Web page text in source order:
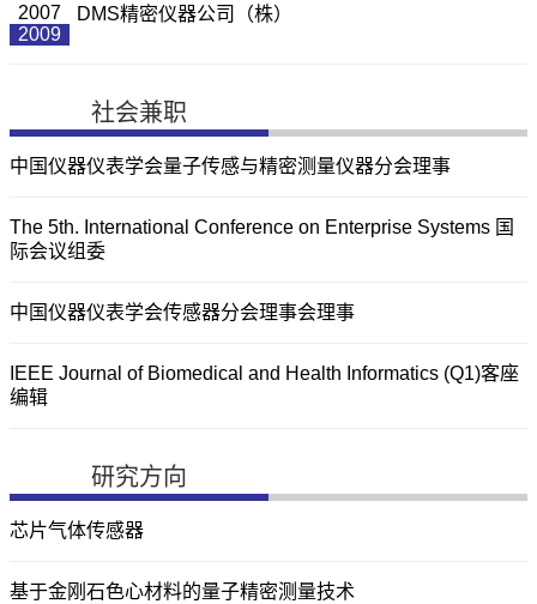
2007
2009
DMS精密仪器公司（株）
社会兼职
中国仪器仪表学会量子传感与精密测量仪器分会理事
The 5th. International Conference on Enterprise Systems 国
际会议组委
中国仪器仪表学会传感器分会理事会理事
IEEE Journal of Biomedical and Health Informatics (Q1)客座
编辑
研究方向
芯片气体传感器
基于金刚石色心材料的量子精密测量技术